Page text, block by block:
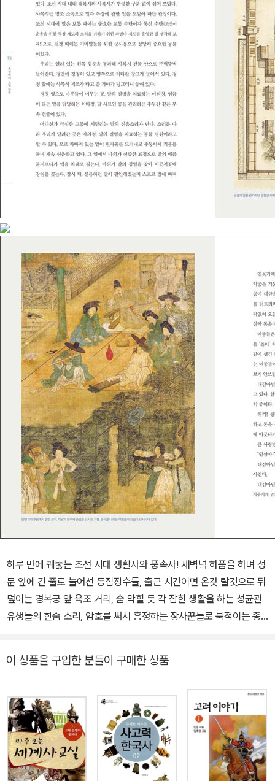
하루 만에 꿰뚫는 조선 시대 생활사와 풍속사! 새벽녘 하품을 하며 성
문 앞에 긴 줄로 늘어선 등짐장수들, 출근 시간이면 온갖 탈것으로 뒤
덮이는 경복궁 앞 육조 거리, 숨 막힐 듯 각 잡힌 생활을 하는 성균관
유생들의 한숨 소리, 암호를 써서 흥정하는 장사꾼들로 북적이는 종
사대문이 열리는 새벽에서 굳게 닫히는 밤까지, 조선 사람들의 가치
여행을 하듯, 조선의 역사를 만나다! 여행을 다녀와서 경험담을 풀어
놓을 때, 사람들은 주로 어떤 이야기를 하게 될까? 대부분은 이런 이
야기를 할 것이다. “기차역 앞에 있는 음식점에서 먹은 고기가 입에서
정말 살살 녹더라. 그 식당 요리사는 키가 크고 수염이 덥수룩한
데…….” ‘여행’이라고 했을 때 대부분의 사람들은 음식이 맛있는지,
이 상품을 구입한 분들이 구매한 상품